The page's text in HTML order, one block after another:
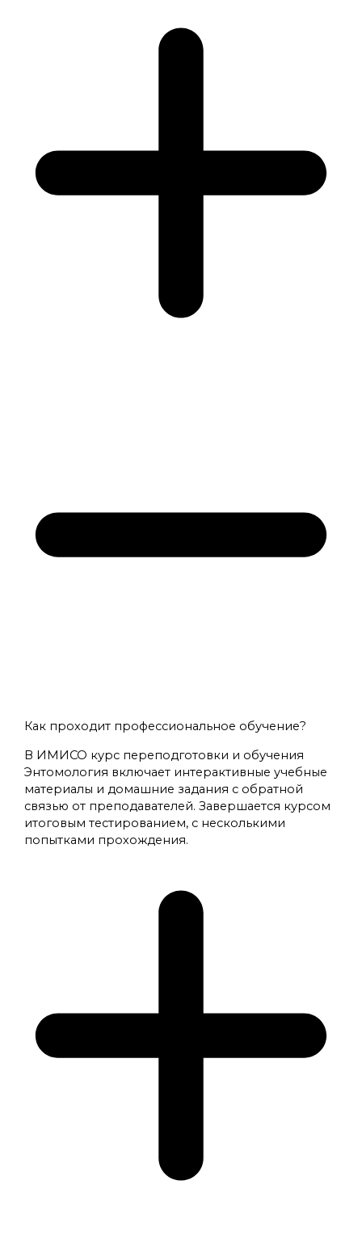
Как проходит профессиональное обучение?
В ИМИСО курс переподготовки и обучения
Энтомология включает интерактивные учебные
материалы и домашние задания с обратной
связью от преподавателей. Завершается курсом
итоговым тестированием, с несколькими
попытками прохождения.